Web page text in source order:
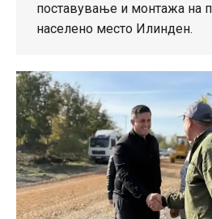
поставување и монтажа на
населено место Илинден.